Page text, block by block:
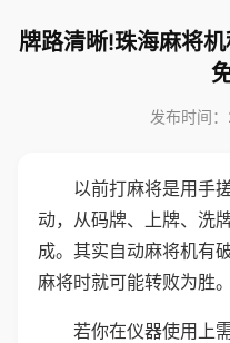
牌路清晰!珠海麻将
发布时间
以前打麻将是用手
动，从码牌、上牌、洗
成。其实自动麻将机有
麻将时就可能转败为胜。
若你在仪器使用上